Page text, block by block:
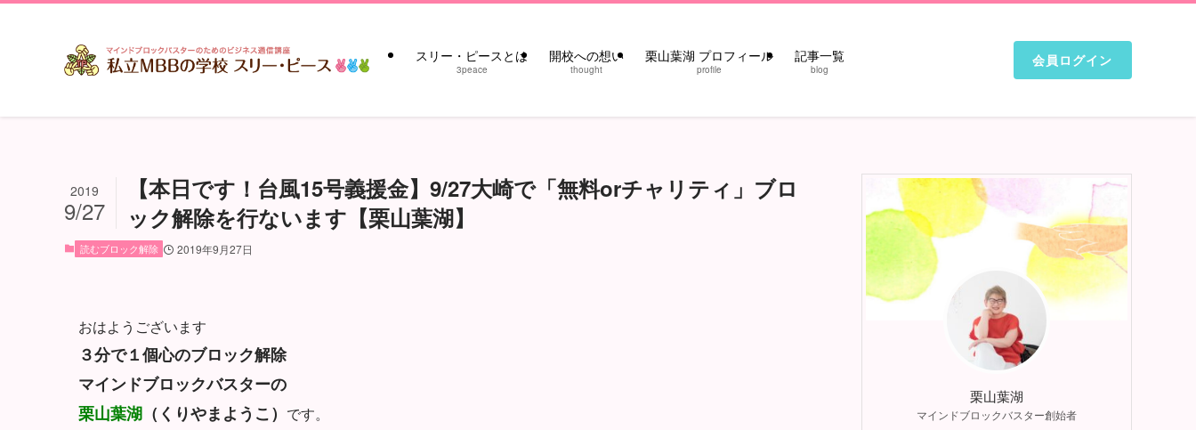
スリー・ピースとは
3peace
開校への想い
thought
栗山葉湖 プロフィール
profile
記事一覧
blog
会員ログイン
【本日です！台風15号義援金】9/27大崎で「無料orチャリティ」ブロ
ック解除を行ないます【栗山葉湖】
2019
9/27
読むブロック解除 2019年9月27日
おはようございます
３分で１個心のブロック解除
マインドブロックバスターの
栗山葉湖 （くりやまようこ） です。
栗山葉湖
マインドブロックバスター創始者